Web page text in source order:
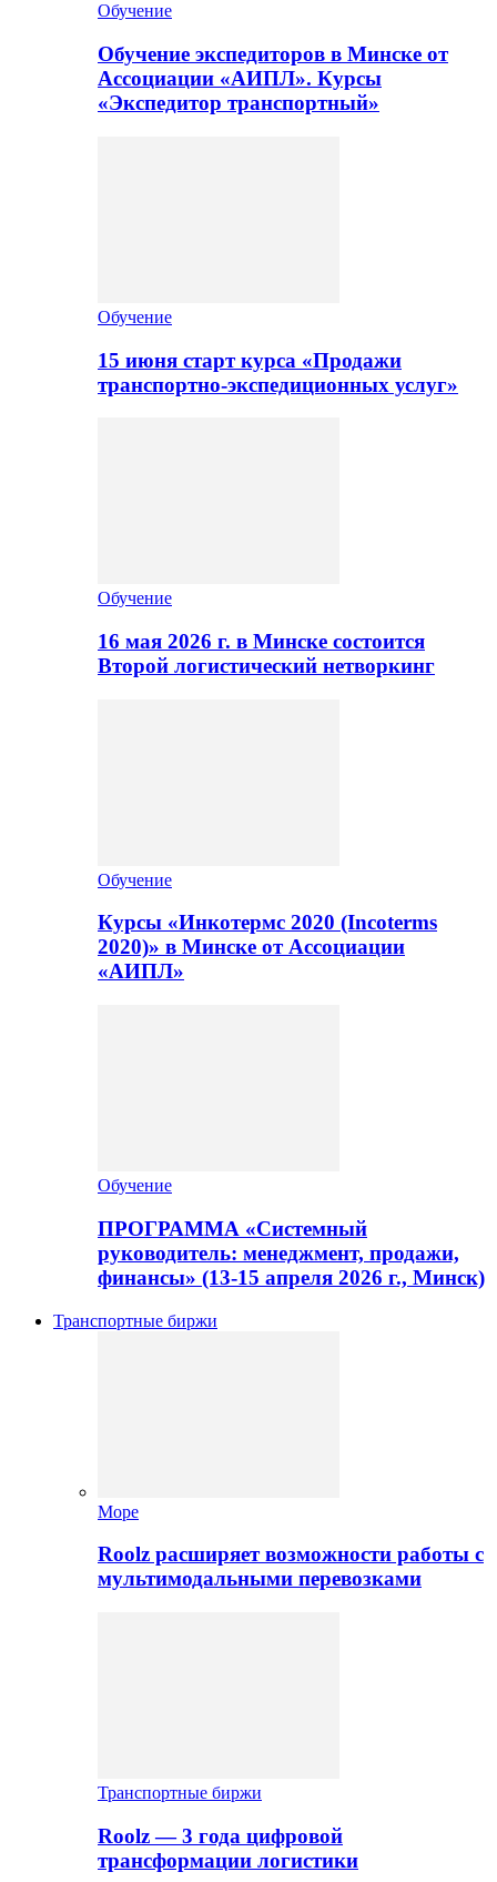
Обучение
Обучение экспедиторов в Минске от
Ассоциации «АИПЛ». Курсы
«Экспедитор транспортный»
Обучение
15 июня старт курса «Продажи
транспортно-экспедиционных услуг»
Обучение
16 мая 2026 г. в Минске состоится
Второй логистический нетворкинг
Обучение
Курсы «Инкотермс 2020 (Incoterms
2020)» в Минске от Ассоциации
«АИПЛ»
Обучение
ПРОГРАММА «Системный
руководитель: менеджмент, продажи,
финансы» (13-15 апреля 2026 г., Минск)
Транспортные биржи
Море
Roolz расширяет возможности работы с
мультимодальными перевозками
Транспортные биржи
Roolz — 3 года цифровой
трансформации логистики